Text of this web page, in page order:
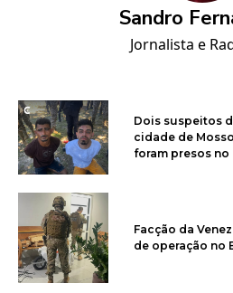
Sandro
Jornalista e
Dois suspeitos
cidade de
foram presos no
Facção da
de operação no